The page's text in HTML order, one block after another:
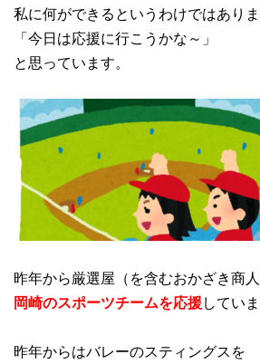
私に何ができるというわけではあり
「今日は応援に行こうかな～」
と思っています。
昨年から厳選屋（を含むおかざき商
岡崎のスポーツチームを応援していま
昨年からはバレーのスティングスを